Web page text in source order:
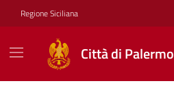
Vai ai contenuti
Vai al footer
Regione Siciliana
Città di Palermo